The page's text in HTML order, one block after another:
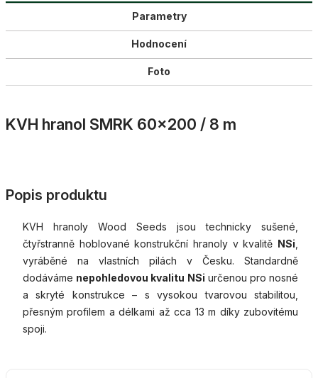
Parametry
Hodnocení
Foto
KVH hranol SMRK 60×200 / 8 m
Popis produktu
KVH hranoly Wood Seeds jsou technicky sušené,
čtyřstranně hoblované konstrukční hranoly v kvalitě NSi
vyráběné na vlastních pilách v Česku. Standardně
dodáváme nepohledovou kvalitu NSi určenou pro nosné
a skryté konstrukce – s vysokou tvarovou stabilitou,
přesným profilem a délkami až cca 13 m díky zubovitému
spoji.